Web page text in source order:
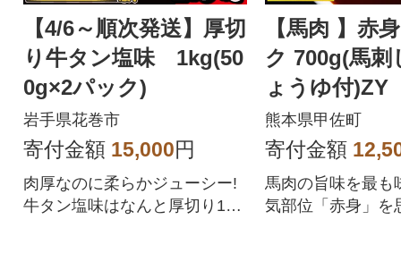
【4/6～順次発送】厚切
り牛タン塩味 1kg(50
0g×2パック)
岩手県花巻市
寄付金額 15,000円
肉厚なのに柔らかジューシー!
牛タン塩味はなんと厚切り10
【馬肉 】赤
ク 700g(馬刺
ょうゆ付)ZY
熊本県甲佐町
寄付金額
馬肉の旨味を最も
気部位「赤身」を